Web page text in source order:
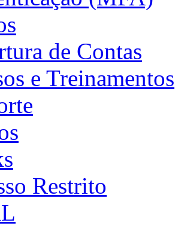
de Contas
e Treinamentos
Restrito